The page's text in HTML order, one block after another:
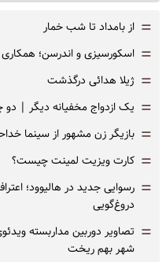
= از بامداد تا شب خمار
= اسکورسیزی و اندرسن؛ همکاری
= ژیلا هدائی درگذشت
= یک ازدواج مخفیانه دیگر | دو
= بازیگر زن مشهور از سینما
= کارت ویزیت لمینت چیست؟
= رسوایی جدید در هالیوود؛
دروغ‌گویی
= تصاویر دوربین مداربسته
شهر بهم ریخت